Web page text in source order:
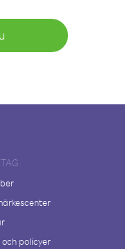
och policyer